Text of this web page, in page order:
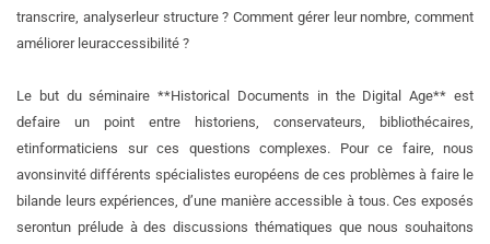
transcrire, analyserleur structure ? Comment gérer leur nombre, comment
améliorer leuraccessibilité ?
Le but du séminaire **Historical Documents in the Digital Age** est
defaire un point entre historiens, conservateurs, bibliothécaires,
etinformaticiens sur ces questions complexes. Pour ce faire, nous
avonsinvité différents spécialistes européens de ces problèmes à faire le
bilande leurs expériences, d’une manière accessible à tous. Ces exposés
serontun prélude à des discussions thématiques que nous souhaitons